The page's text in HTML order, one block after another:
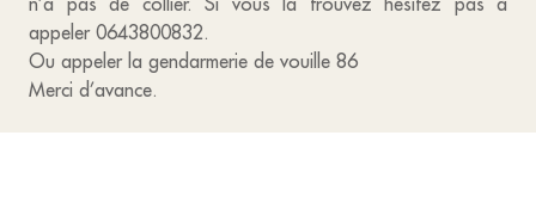
appeler 0643800832.
Ou appeler la gendarmerie de vouille 86
Merci d’avance.